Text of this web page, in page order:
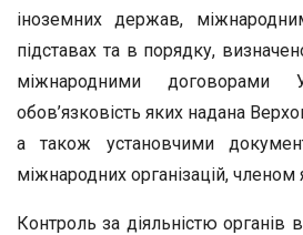
іноземних держав,
підставах та в порядку,
міжнародними договорами
обов’язковість яких надана
а також установчими
міжнародних організацій, членом
Контроль за діяльністю органів